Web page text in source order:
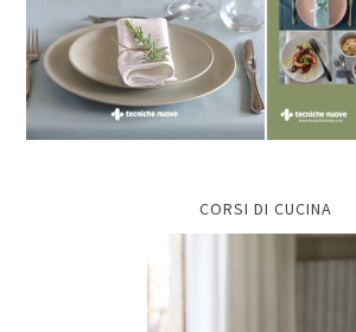
CORSI DI CUCINA